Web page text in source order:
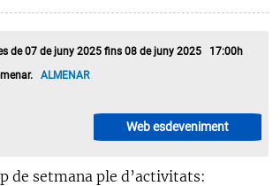
de 07 de juny 2025 fins 08 de juny 2025 17:00h
ALMENAR
Web esdeveniment
de setmana ple d’activitats: